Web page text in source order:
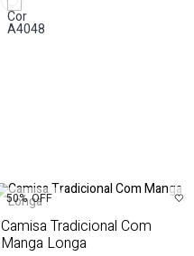
50% OFF
Camisa Tradicional Com
Manga Longa